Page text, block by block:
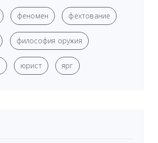
феномен фехтование
философия оружия
юрист ярг